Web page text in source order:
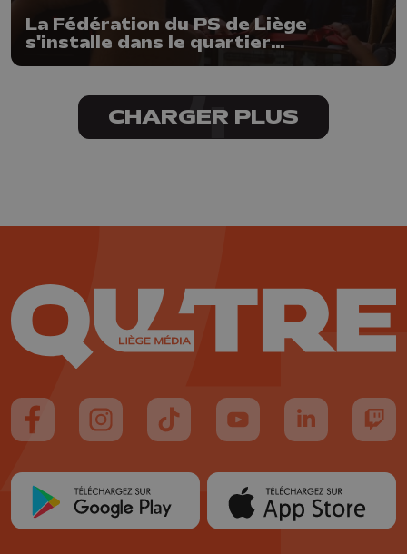
La Fédération du PS de Liège
s'installe dans le quartier
CHARGER PLUS
Suivez-nous sur FaceBook
Suivez-nous sur Instagram
Suivez-nous sur TikTok
Suivez-nous sur YouTube
Suivez-nous